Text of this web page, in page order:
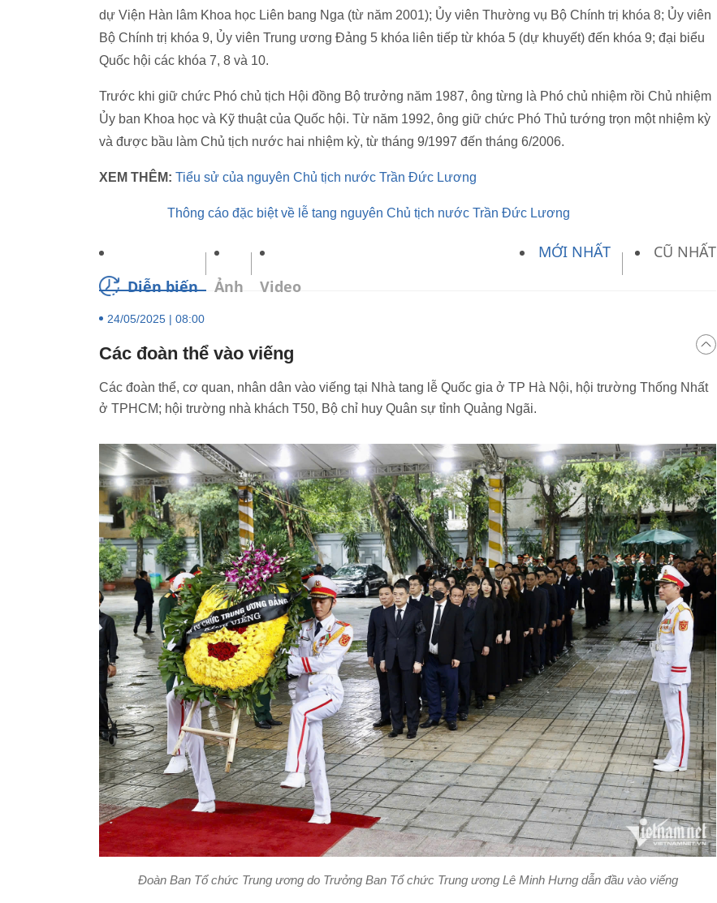
dự Viện Hàn lâm Khoa học Liên bang Nga (từ năm 2001); Ủy viên Thường vụ Bộ Chính trị khóa 8; Ủy viên
Bộ Chính trị khóa 9, Ủy viên Trung ương Đảng 5 khóa liên tiếp từ khóa 5 (dự khuyết) đến khóa 9; đại biểu
Quốc hội các khóa 7, 8 và 10.
Trước khi giữ chức Phó chủ tịch Hội đồng Bộ trưởng năm 1987, ông từng là Phó chủ nhiệm rồi Chủ nhiệm
Ủy ban Khoa học và Kỹ thuật của Quốc hội. Từ năm 1992, ông giữ chức Phó Thủ tướng trọn một nhiệm kỳ
và được bầu làm Chủ tịch nước hai nhiệm kỳ, từ tháng 9/1997 đến tháng 6/2006.
XEM THÊM: Tiểu sử của nguyên Chủ tịch nước Trần Đức Lương
Thông cáo đặc biệt về lễ tang nguyên Chủ tịch nước Trần Đức Lương
Diễn biến Ảnh Video
MỚI NHẤT CŨ NHẤT
24/05/2025 | 08:00
Các đoàn thể vào viếng
Các đoàn thể, cơ quan, nhân dân vào viếng tại Nhà tang lễ Quốc gia ở TP Hà Nội, hội trường Thống Nhất
ở TPHCM; hội trường nhà khách T50, Bộ chỉ huy Quân sự tỉnh Quảng Ngãi.
Đoàn Ban Tổ chức Trung ương do Trưởng Ban Tổ chức Trung ương Lê Minh Hưng dẫn đầu vào viếng